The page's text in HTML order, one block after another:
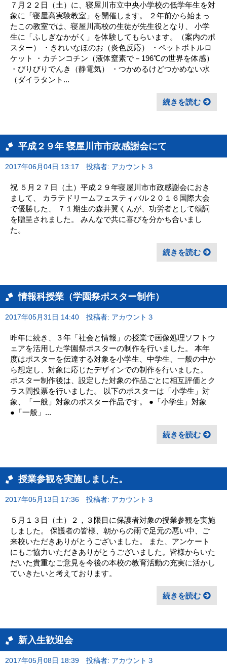
７月２２日（土）に、寝屋川市立中央小学校の低学年生を対
象に「寝屋高実験教室」を開催します。 ２年前から始まっ
たこの教室では、寝屋川高校の生徒が先生役となり、 小学
生に「ふしぎなかがく」を体験してもらいます。（案内のポ
スター） ・きれいなほのお（炎色反応） ・ペットボトルロ
ケット ・カチンコチン（液体窒素で－196℃の世界を体感）
・びりびりでんき（静電気） ・つかめるけどつかめない水
（ダイラタント...
続きを読む
平成２９年 寝屋川市市政感謝会にて
2017年06月04日 13:17 投稿者: アカウント３
祝 ５月２７日（土）平成２９年寝屋川市市政感謝会におき
まして、 カラテドリームフェスティバル２０１６国際大会
で優勝した、 ７１期生の森井翼くんが、功労者として頌詞
を贈呈されました。 みんなで共に喜びを分かち合いまし
た。
続きを読む
情報科授業（学園祭ポスター制作）
2017年05月31日 14:40 投稿者: アカウント３
昨年に続き、３年「社会と情報」の授業で画像処理ソフトウ
ェアを活用した学園祭ポスターの制作を行いました。 本年
度はポスターを伝達する対象を小学生、中学生、一般の中か
ら想定し、対象に応じたデザインでの制作を行いました。
ポスター制作後は、設定した対象の作品ごとに相互評価とク
ラス間投票を行いました。 以下のポスターは「小学生」対
象、「一般」対象のポスター作品です。 ●「小学生」対象
●「一般」...
続きを読む
授業参観を実施しました。
2017年05月13日 17:36 投稿者: アカウント３
５月１３日（土）２，３限目に保護者対象の授業参観を実施
しました。 保護者の皆様、朝からの雨で足元の悪い中、ご
来校いただきありがとうございました。 また、アンケート
にもご協力いただきありがとうございました。皆様からいた
だいた貴重なご意見を今後の本校の教育活動の充実に活かし
ていきたいと考えております。
続きを読む
新入生歓迎会
2017年05月08日 18:39 投稿者: アカウント３